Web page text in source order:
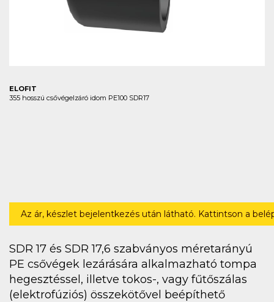
ELOFIT
355 hosszú csővégelzáró idom PE100 SDR17
Az ár, készlet bejelentkezés után látható. Kattintson a
SDR 17 és SDR 17,6 szabványos méretarányú
PE csővégek lezárására alkalmazható tompa
hegesztéssel, illetve tokos-, vagy fűtőszálas
(elektrofúziós) összekötővel beépíthető